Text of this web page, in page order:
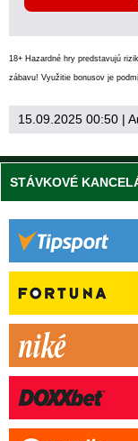
18+ Hazardné hry predstavujú
zábavu! Využitie bonusov je
15.09.2025 00:50 |
STÁVKOVÉ